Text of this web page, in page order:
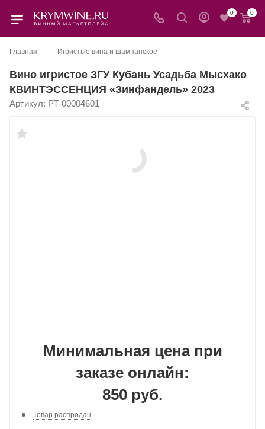
0 0
Главная — Игристые вина и шампанское
Вино игристое ЗГУ Кубань Усадьба Мысхако
КВИНТЭССЕНЦИЯ «Зинфандель» 2023
Артикул: РТ-00004601
Минимальная цена при
заказе онлайн:
850 руб.
Товар распродан